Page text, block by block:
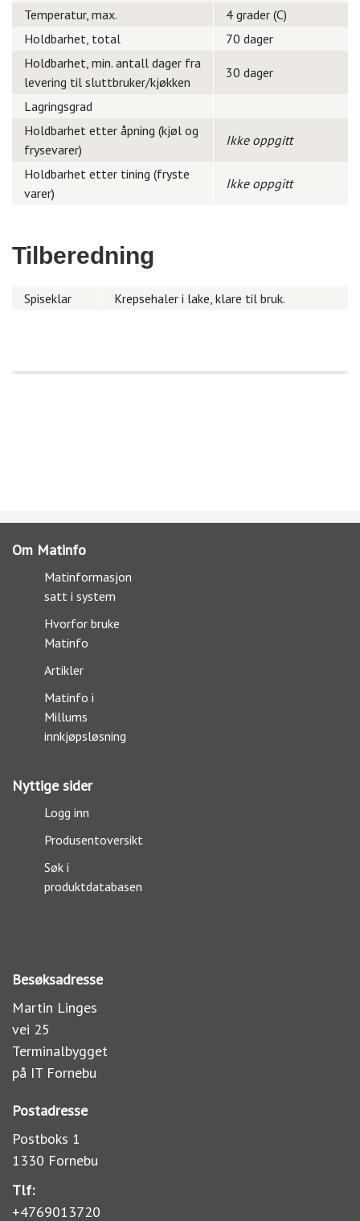
Temperatur, max.
4 grader (C)
Holdbarhet, total
70 dager
Holdbarhet, min. antall dager fra
levering til sluttbruker/kjøkken
30 dager
Lagringsgrad
Holdbarhet etter åpning (kjøl og
frysevarer)
Ikke oppgitt
Holdbarhet etter tining (fryste
varer)
Ikke oppgitt
Tilberedning
Spiseklar Krepsehaler i lake, klare til bruk.
Om Matinfo
Matinformasjon
satt i system
Hvorfor bruke
Matinfo
Artikler
Matinfo i
Millums
innkjøpsløsning
Nyttige sider
Logg inn
Produsentoversikt
Søk i
produktdatabasen
Besøksadresse
Martin Linges
vei 25
Terminalbygget
på IT Fornebu
Postadresse
Postboks 1
1330 Fornebu
Tlf:
+4769013720